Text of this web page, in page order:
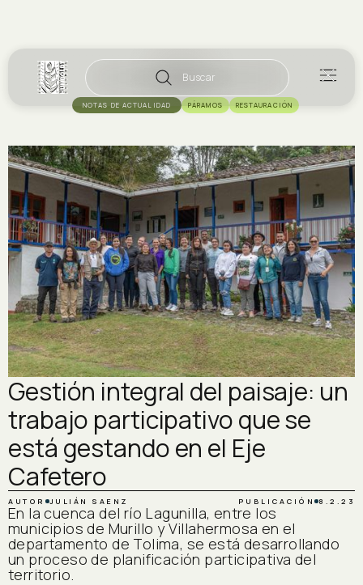
Buscar
NOTAS DE ACTUALIDAD PÁRAMOS RESTAURACIÓN
Gestión integral del paisaje: un
trabajo participativo que se
está gestando en el Eje
Cafetero
AUTOR JULIÁN SAENZ PUBLICACIÓN 8.2.23
En la cuenca del río Lagunilla, entre los
municipios de Murillo y Villahermosa en el
departamento de Tolima, se está desarrollando
un proceso de planificación participativa del
territorio.